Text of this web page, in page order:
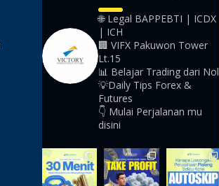
🌐 Legal BAPPEBTI | ICDX
| ICH
🏢 VIFX Pakuwon Tower
Lt.15
📊 Belajar Trading dari Nol
💡Daily Tips Forex &
Futures
👇 Mulai Perjalanan mu
disini